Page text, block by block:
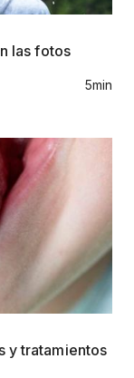
las fotos
5min
y tratamientos